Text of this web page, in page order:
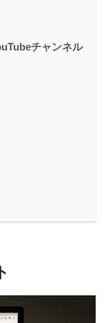
チャンネル